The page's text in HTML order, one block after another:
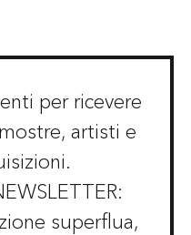
per ricevere
artisti e
superflua,